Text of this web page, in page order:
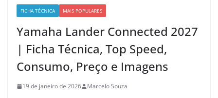
FICHA TÉCNICA MAIS POPULARES
Yamaha Lander Connected 2027
| Ficha Técnica, Top Speed,
Consumo, Preço e Imagens
19 de janeiro de 2026 Marcelo Souza